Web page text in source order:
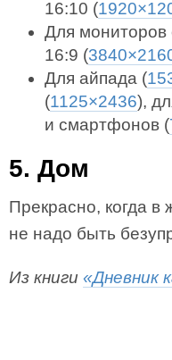
16:10 (
Для мониторов
16:9 (
Для айпада (
(1125×2436),
и смартфонов (
5. Дом
Прекрасно, когда в
не надо быть
Из книги «Дневник